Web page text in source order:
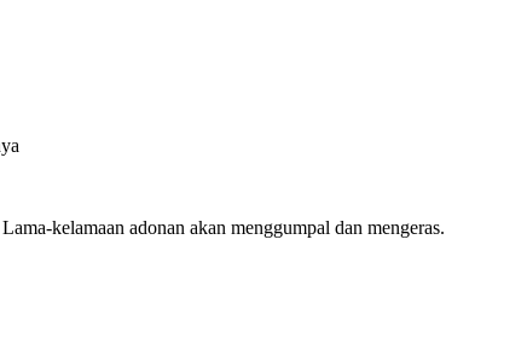
kelamaan adonan akan menggumpal dan mengeras.